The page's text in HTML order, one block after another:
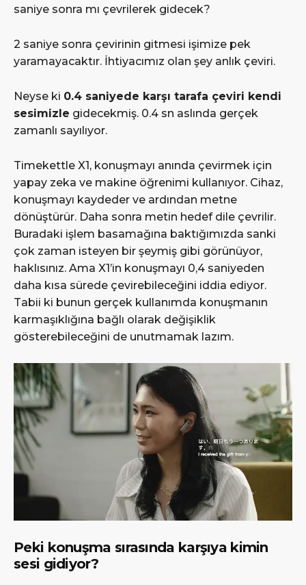
saniye sonra mı çevrilerek gidecek?
2 saniye sonra çevirinin gitmesi işimize pek
yaramayacaktır. İhtiyacımız olan şey anlık çeviri.
Neyse ki 0.4 saniyede karşı tarafa çeviri kendi
sesimizle gidecekmiş. 0.4 sn aslında gerçek
zamanlı sayılıyor.
Timekettle X1, konuşmayı anında çevirmek için
yapay zeka ve makine öğrenimi kullanıyor. Cihaz,
konuşmayı kaydeder ve ardından metne
dönüştürür. Daha sonra metin hedef dile çevrilir.
Buradaki işlem basamağına baktığımızda sanki
çok zaman isteyen bir şeymiş gibi görünüyor,
haklısınız. Ama X1’in konuşmayı 0,4 saniyeden
daha kısa sürede çevirebileceğini iddia ediyor.
Tabii ki bunun gerçek kullanımda konuşmanın
karmaşıklığına bağlı olarak değişiklik
gösterebileceğini de unutmamak lazım.
Peki konuşma sırasında karşıya kimin
sesi gidiyor?